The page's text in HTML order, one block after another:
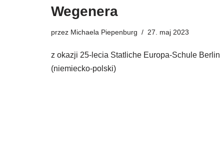
Wegenera
przez Michaela Piepenburg 27. maj 2023
z okazji 25-lecia Statliche Europa-Schule Berlin
(niemiecko-polski)